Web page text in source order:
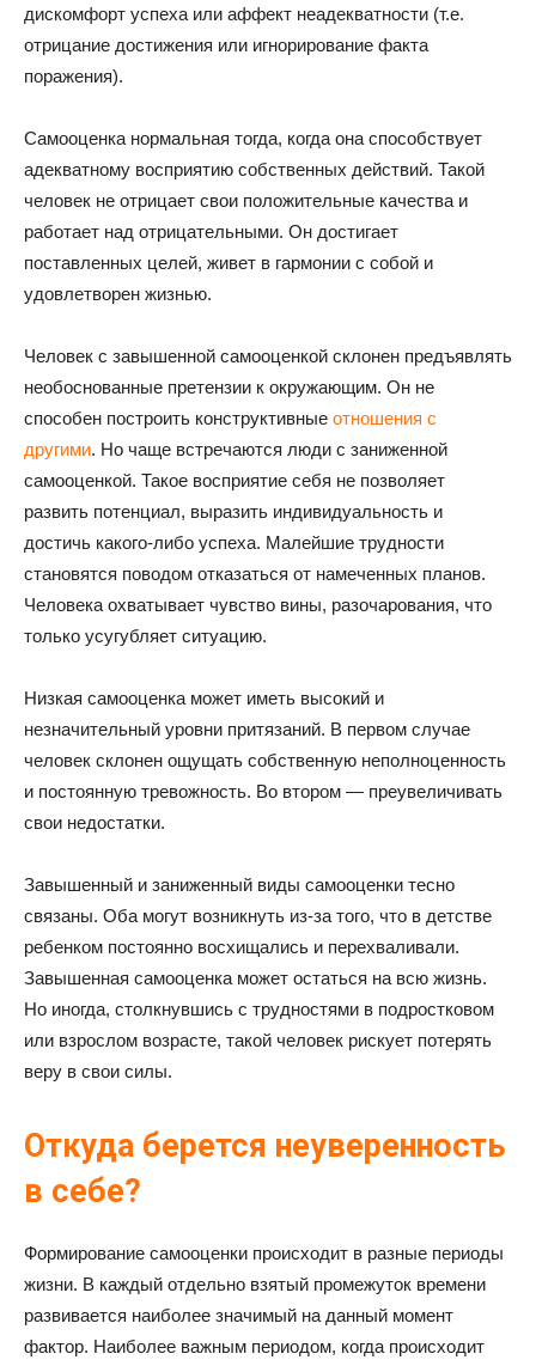
дискомфорт успеха или аффект неадекватности (т.е.
отрицание достижения или игнорирование факта
поражения).
Самооценка нормальная тогда, когда она способствует
адекватному восприятию собственных действий. Такой
человек не отрицает свои положительные качества и
работает над отрицательными. Он достигает
поставленных целей, живет в гармонии с собой и
удовлетворен жизнью.
Человек с завышенной самооценкой склонен предъявлять
необоснованные претензии к окружающим. Он не
способен построить конструктивные отношения с
другими. Но чаще встречаются люди с заниженной
самооценкой. Такое восприятие себя не позволяет
развить потенциал, выразить индивидуальность и
достичь какого-либо успеха. Малейшие трудности
становятся поводом отказаться от намеченных планов.
Человека охватывает чувство вины, разочарования, что
только усугубляет ситуацию.
Низкая самооценка может иметь высокий и
незначительный уровни притязаний. В первом случае
человек склонен ощущать собственную неполноценность
и постоянную тревожность. Во втором — преувеличивать
свои недостатки.
Завышенный и заниженный виды самооценки тесно
связаны. Оба могут возникнуть из-за того, что в детстве
ребенком постоянно восхищались и перехваливали.
Завышенная самооценка может остаться на всю жизнь.
Но иногда, столкнувшись с трудностями в подростковом
или взрослом возрасте, такой человек рискует потерять
веру в свои силы.
Откуда берется неуверенность
в себе?
Формирование самооценки происходит в разные периоды
жизни. В каждый отдельно взятый промежуток времени
развивается наиболее значимый на данный момент
фактор. Наиболее важным периодом, когда происходит